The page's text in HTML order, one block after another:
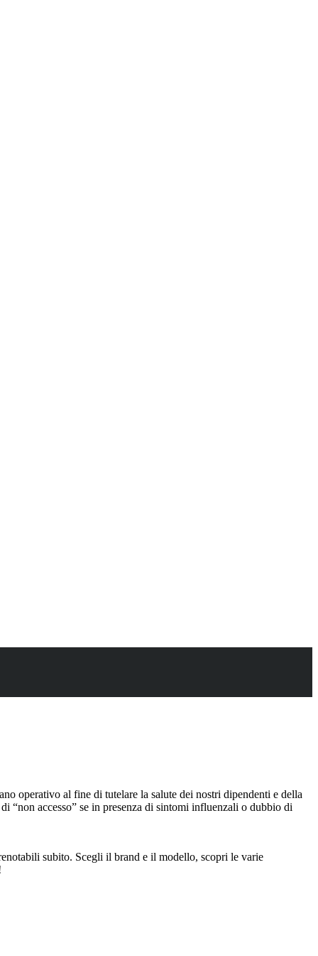
operativo al fine di tutelare la salute dei nostri dipendenti e della
“non accesso” se in presenza di sintomi influenzali o dubbio di
subito. Scegli il brand e il modello, scopri le varie